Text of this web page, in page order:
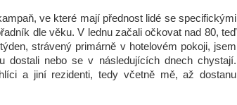
ve které mají přednost lidé se specifickými
dle věku. V lednu začali očkovat nad 80, teď
strávený primárně v hotelovém pokoji, jsem
dostali nebo se v následujících dnech chystají.
a jiní rezidenti, tedy včetně mě, až dostanu